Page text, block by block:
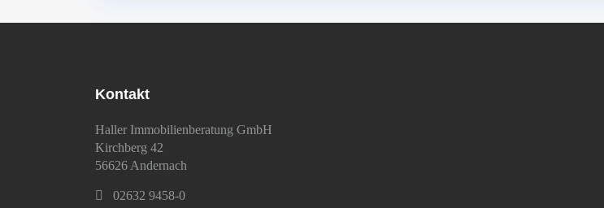
Kontakt
Haller Immobilienberatung GmbH
Kirchberg 42
56626 Andernach
02632 9458-0